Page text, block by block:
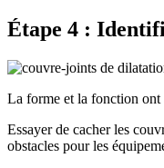
Étape 4 :
La forme et la fonction ont
Essayer de cacher les
obstacles pour les